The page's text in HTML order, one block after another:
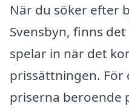
När du söker efter
Svensbyn, finns
spelar in när det
prissättningen.
priserna beroende